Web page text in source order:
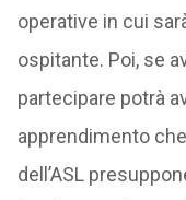
operative in cui
ospitante. Poi, se
partecipare potrà
apprendimento
dell’ASL